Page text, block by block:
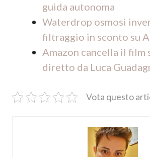
guida autonoma
Waterdrop osmosi
filtraggio in sconto su
Amazon cancella il film
diretto da Luca
Vota questo